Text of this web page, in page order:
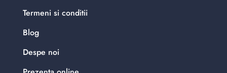
Termeni si conditii
Blog
Despe noi